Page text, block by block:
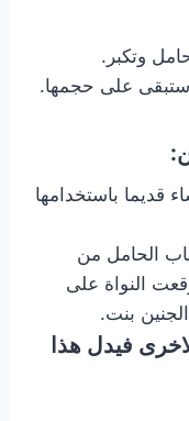
وتكبر.
وستبقى على حجمها.
قديما باستخدامها
الحامل من
النواة على
بنت.
فيدل هذا